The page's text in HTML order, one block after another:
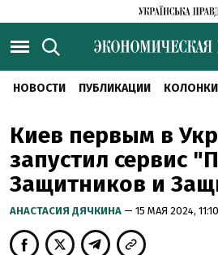
НОВОСТИ ПУБЛИКАЦИИ КОЛОНКИ
Киев первым в
запустил сервис
Защитников и
АНАСТАСИЯ ДЯЧКИНА — 15 МАЯ 2024, 11:10